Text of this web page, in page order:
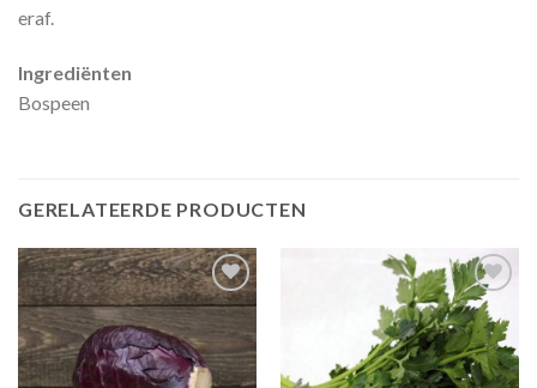
eraf.
Ingrediënten
Bospeen
GERELATEERDE PRODUCTEN
Zet in
favorieten
Zet in
mijn
favorieten